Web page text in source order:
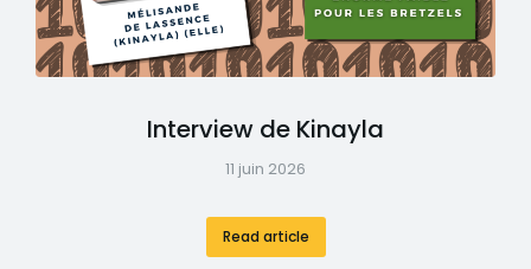
Interview de Kinayla
11 juin 2026
Read article